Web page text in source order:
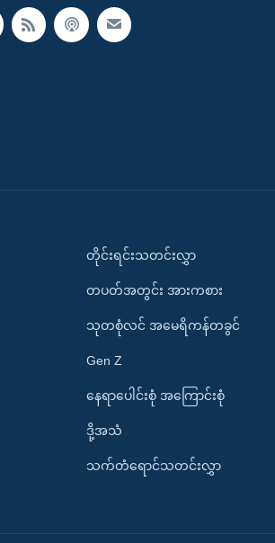
တိုင်းရင်းသတင်းလွှာ
တပတ်အတွင်း အားကစား
သုတစုံလင် အမေရိကန်တခွင်
Gen Z
နေရာပေါင်းစုံ အကြောင်းစုံ
ဒို့အသံ
သက်တံရောင်သတင်းလွှာ